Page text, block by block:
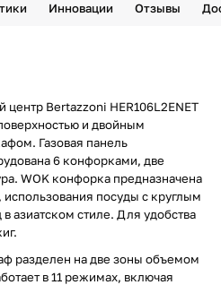
Инновации Отзывы
Bertazzoni HER106L2ENET
и двойным
Газовая панель
6 конфорками, две
WOK конфорка предназначена
использования посуды с круглым
азиатском стиле. Для удобства
разделен на две зоны объемом
в 11 режимах, включая